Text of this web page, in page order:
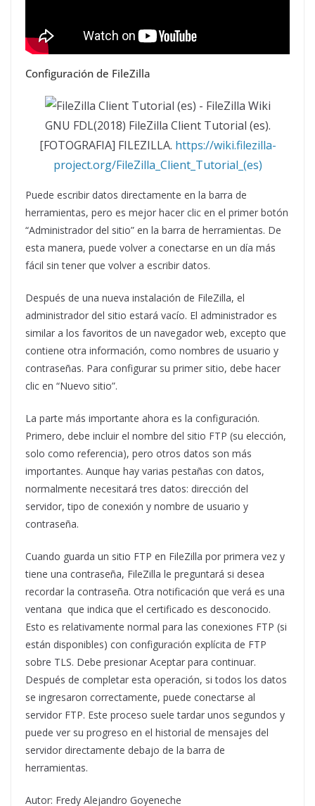
Configuración de FileZilla
GNU FDL(2018) FileZilla Client Tutorial (es).
[FOTOGRAFIA] FILEZILLA. https://wiki.filezilla-
project.org/FileZilla_Client_Tutorial_(es)
Puede escribir datos directamente en la barra de
herramientas, pero es mejor hacer clic en el primer botón
“Administrador del sitio” en la barra de herramientas. De
esta manera, puede volver a conectarse en un día más
fácil sin tener que volver a escribir datos.
Después de una nueva instalación de FileZilla, el
administrador del sitio estará vacío. El administrador es
similar a los favoritos de un navegador web, excepto que
contiene otra información, como nombres de usuario y
contraseñas. Para configurar su primer sitio, debe hacer
clic en “Nuevo sitio”.
La parte más importante ahora es la configuración.
Primero, debe incluir el nombre del sitio FTP (su elección,
solo como referencia), pero otros datos son más
importantes. Aunque hay varias pestañas con datos,
normalmente necesitará tres datos: dirección del
servidor, tipo de conexión y nombre de usuario y
contraseña.
Cuando guarda un sitio FTP en FileZilla por primera vez y
tiene una contraseña, FileZilla le preguntará si desea
recordar la contraseña. Otra notificación que verá es una
ventana que indica que el certificado es desconocido.
Esto es relativamente normal para las conexiones FTP (si
están disponibles) con configuración explícita de FTP
sobre TLS. Debe presionar Aceptar para continuar.
Después de completar esta operación, si todos los datos
se ingresaron correctamente, puede conectarse al
servidor FTP. Este proceso suele tardar unos segundos y
puede ver su progreso en el historial de mensajes del
servidor directamente debajo de la barra de
herramientas.
Autor: Fredy Alejandro Goyeneche